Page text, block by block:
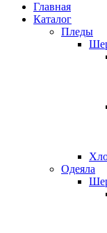
Главная
Каталог
Пледы
Одеяла